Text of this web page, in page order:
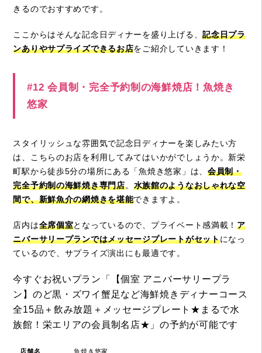
きるのでおすすめです。
ここからはそんな記念日ディナーを盛り上げる、記念日プラ
ンありやサプライズできるお店をご紹介していきます！
#12 会員制・完全予約制の海鮮焼店！魚焼き
悠家
スタイリッシュな雰囲気で記念日ディナーを楽しみたい方
は、こちらのお店を利用してみてはいかがでしょうか。新栄
町駅から徒歩5分の場所にある「魚焼き悠家」は、 会員制・
完全予約制の海鮮焼き専門店。 水族館のようなおしゃれな空
間で、新鮮魚介の網焼きを堪能できますよ。
店内は全席個室となっているので、プライベート感満載！ア
ニバーサリープランではメッセージプレートがセットになっ
ているので、サプライズ演出にも最適です。
今すぐお祝いプラン「【個室 アニバーサリープラ
ン】のど黒・ズワイ蟹足など海鮮焼きディナーコース
全15品＋飲み放題＋メッセージプレート★まるで水
族館！栄エリアの会員制名店★」の予約が可能です
店舗名 魚焼き悠家